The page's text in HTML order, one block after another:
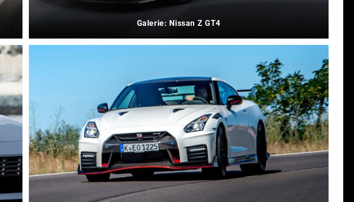
Galerie: Nissan Z GT4